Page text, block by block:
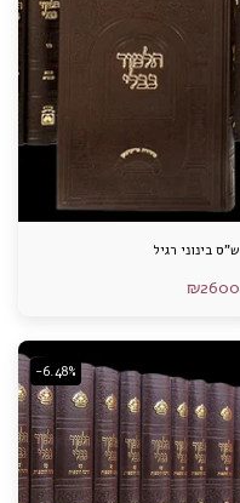
ש"ס בינוני רגיל
₪2600
-6.48%